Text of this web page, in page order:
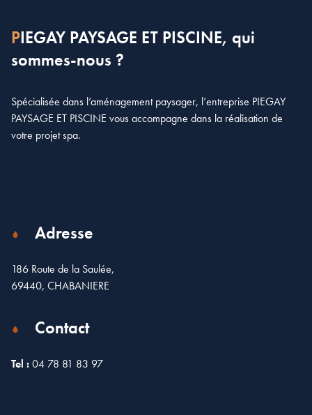
PIEGAY PAYSAGE ET PISCINE, qui
sommes-nous ?
Spécialisée dans l’aménagement paysager, l’entreprise PIEGAY
PAYSAGE ET PISCINE vous accompagne dans la réalisation de
votre projet spa.
Adresse
186 Route de la Saulée,
69440, CHABANIERE
Contact
Tel :04 78 81 83 97